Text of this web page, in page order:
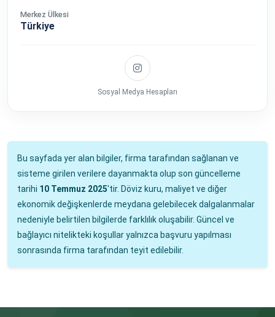
Merkez Ülkesi
Türkiye
Sosyal Medya Hesapları
Bu sayfada yer alan bilgiler, firma tarafından sağlanan ve
sisteme girilen verilere dayanmakta olup son güncelleme
tarihi 10 Temmuz 2025'tir. Döviz kuru, maliyet ve diğer
ekonomik değişkenlerde meydana gelebilecek dalgalanmalar
nedeniyle belirtilen bilgilerde farklılık oluşabilir. Güncel ve
bağlayıcı nitelikteki koşullar yalnızca başvuru yapılması
sonrasında firma tarafından teyit edilebilir.